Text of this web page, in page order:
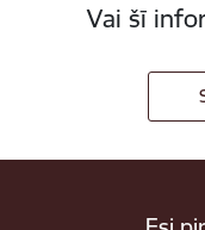
Vai šī